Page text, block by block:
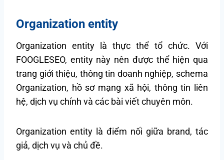
Organization entity
Organization entity là thực thể tổ chức. Với
FOOGLESEO, entity này nên được thể hiện qua
trang giới thiệu, thông tin doanh nghiệp, schema
Organization, hồ sơ mạng xã hội, thông tin liên
hệ, dịch vụ chính và các bài viết chuyên môn.
Organization entity là điểm nối giữa brand, tác
giả, dịch vụ và chủ đề.